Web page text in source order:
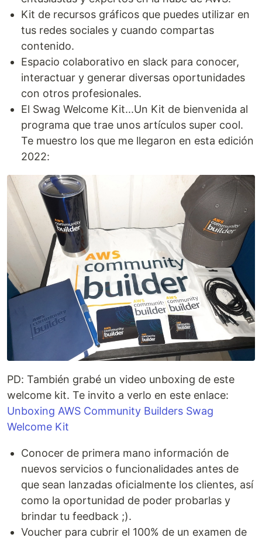
Kit de recursos gráficos que puedes utilizar en
tus redes sociales y cuando compartas
contenido.
Espacio colaborativo en slack para conocer,
interactuar y generar diversas oportunidades
con otros profesionales.
El Swag Welcome Kit...Un Kit de bienvenida al
programa que trae unos artículos super cool.
Te muestro los que me llegaron en esta edición
2022:
PD: También grabé un video unboxing de este
welcome kit. Te invito a verlo en este enlace:
Unboxing AWS Community Builders Swag
Welcome Kit
Conocer de primera mano información de
nuevos servicios o funcionalidades antes de
que sean lanzadas oficialmente los clientes, así
como la oportunidad de poder probarlas y
brindar tu feedback ;).
Voucher para cubrir el 100% de un examen de